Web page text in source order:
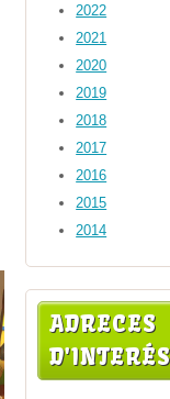
2022
2021
2020
2019
2018
2017
2016
2015
2014
ADRECES
D'INTERÉS